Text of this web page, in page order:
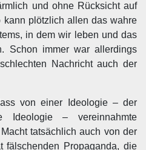
und ohne Rücksicht auf
plötzlich allen das wahre
in dem wir leben und das
Schon immer war allerdings
Nachricht auch der
von einer Ideologie – der
Ideologie – vereinnahmte
tatsächlich auch von der
fälschenden Propaganda, die